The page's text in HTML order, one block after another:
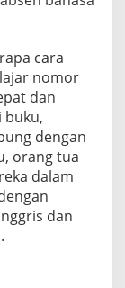
cara
nomor
dan
buku,
dengan
orang tua
dalam
dan